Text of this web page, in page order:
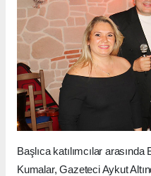
Başlıca katılımcılar
Kumalar, Gazeteci Aykut